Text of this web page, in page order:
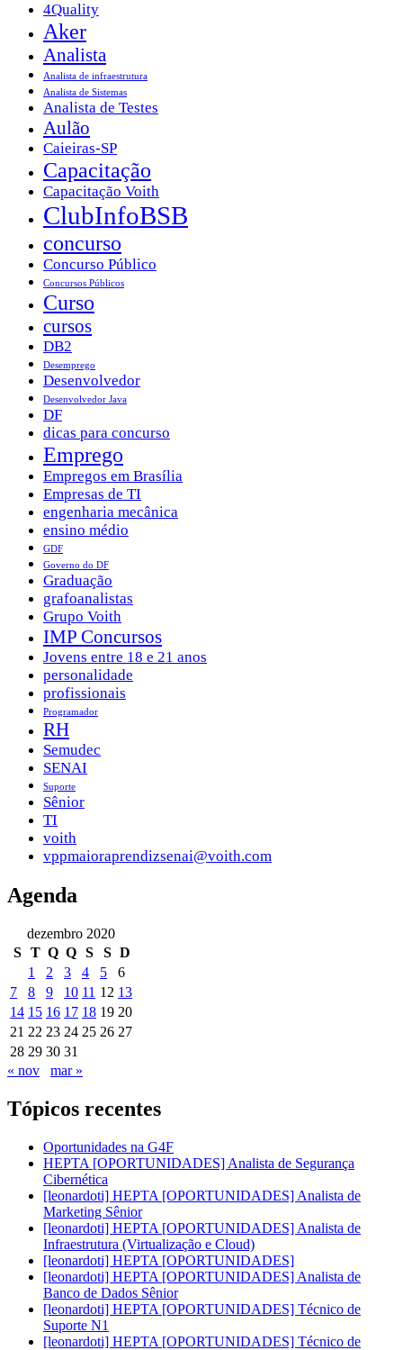
4Quality
Aker
Analista
Analista de infraestrutura
Analista de Sistemas
Analista de Testes
Aulão
Caieiras-SP
Capacitação
Capacitação Voith
ClubInfoBSB
concurso
Concurso Público
Concursos Públicos
Curso
cursos
DB2
Desemprego
Desenvolvedor
Desenvolvedor Java
DF
dicas para concurso
Emprego
Empregos em Brasília
Empresas de TI
engenharia mecânica
ensino médio
GDF
Governo do DF
Graduação
grafoanalistas
Grupo Voith
IMP Concursos
Jovens entre 18 e 21 anos
personalidade
profissionais
Programador
RH
Semudec
SENAI
Suporte
Sênior
TI
voith
vppmaioraprendizsenai@voith.com
Agenda
dezembro 2020
S
T Q Q S S D
1
2 3 4 5
6
7
8 9 10 11 12 13
14 15 16 17 18 19 20
21 22 23 24 25 26 27
28 29 30 31
« nov
mar »
Tópicos recentes
Oportunidades na G4F
HEPTA [OPORTUNIDADES] Analista de Segurança
Cibernética
[leonardoti] HEPTA [OPORTUNIDADES] Analista de
Marketing Sênior
[leonardoti] HEPTA [OPORTUNIDADES] Analista de
Infraestrutura (Virtualização e Cloud)
[leonardoti] HEPTA [OPORTUNIDADES]
[leonardoti] HEPTA [OPORTUNIDADES] Analista de
Banco de Dados Sênior
[leonardoti] HEPTA [OPORTUNIDADES] Técnico de
Suporte N1
[leonardoti] HEPTA [OPORTUNIDADES] Técnico de